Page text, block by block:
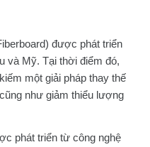
được phát triển
và Mỹ. Tại thời điểm đó,
một giải pháp thay thế
như giảm thiểu lượng
phát triển từ công nghệ